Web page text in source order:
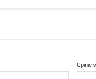
Opinie